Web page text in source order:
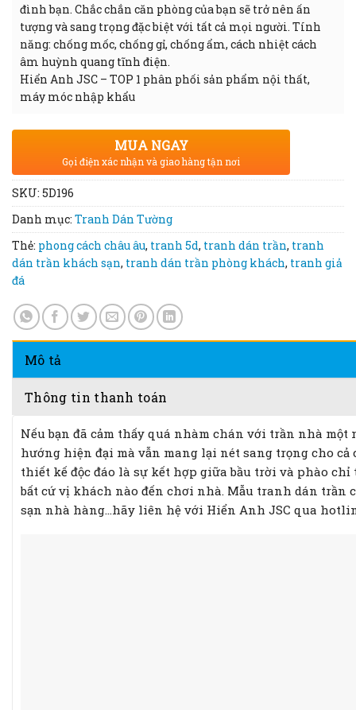
đình bạn. Chắc chắn căn phòng của bạn sẽ trở nên ấn
tượng và sang trọng đặc biệt với tất cả mọi người. Tính
năng: chống mốc, chống gỉ, chống ẩm, cách nhiệt cách
âm huỳnh quang tĩnh điện.
Hiển Anh JSC – TOP 1 phân phối sản phẩm nội thất,
máy móc nhập khẩu
MUA NGAY
Gọi điện xác nhận và giao hàng tận nơi
SKU: 5D196
Danh mục: Tranh Dán Tường
Thẻ: phong cách châu âu, tranh 5d, tranh dán trần, tranh
dán trần khách sạn, tranh dán trần phòng khách, tranh giả
đá
Mô tả
Thông tin thanh toán
Nếu bạn đã cảm thấy quá nhàm chán với trần nhà
hướng hiện đại mà vẫn mang lại nét sang trọng cho
thiết kế độc đáo là sự kết hợp giữa bầu trời và phào
bất cứ vị khách nào đến chơi nhà. Mẫu tranh dán
sạn nhà hàng…hãy liên hệ với Hiển Anh JSC qua